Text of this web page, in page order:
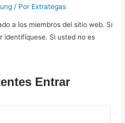
/ Por Extrategas
a los miembros del sitio web. Si
identifíquese. Si usted no es
Entrar